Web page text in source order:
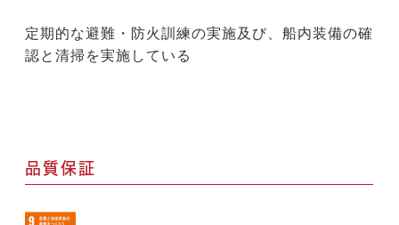
定期的な避難・防火訓練の実施及び、船内装備の確
認と清掃を実施している
品質保証